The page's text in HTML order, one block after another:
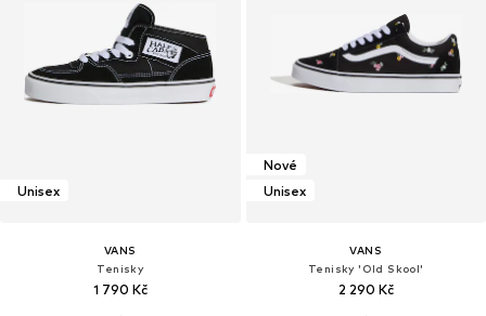
Unisex
VANS
Tenisky
1 790 Kč
Nové
Unisex
VANS
Tenisky 'Old Skool'
2 290 Kč